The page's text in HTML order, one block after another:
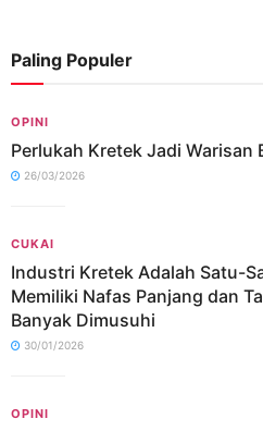
Paling Populer
OPINI
Perlukah Kretek Jadi Warisan
26/03/2026
CUKAI
Industri Kretek Adalah Satu-
Memiliki Nafas Panjang dan
Banyak Dimusuhi
30/01/2026
OPINI